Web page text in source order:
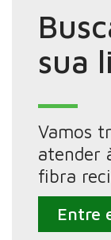
sua
Vamos
atender
fibra
Entre